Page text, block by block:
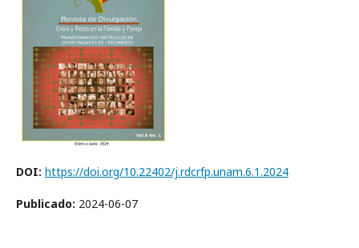
DOI: https://doi.org/10.22402/j.rdcrfp.unam.6.1.2024
Publicado: 2024-06-07